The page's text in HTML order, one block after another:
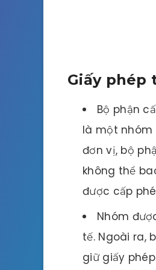
Giấy phép
Bộ phận
là một nhóm
đơn vị, bộ
không thể
được cấp
Nhóm
tế. Ngoài ra,
giữ giấy